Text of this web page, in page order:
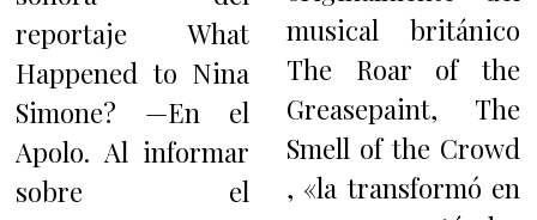
reportaje What
Happened to Nina
Simone? —En el
Apolo. Al informar
sobre el
musical británico
The Roar of the
Greasepaint, The
Smell of the Crowd
, «la transformó en